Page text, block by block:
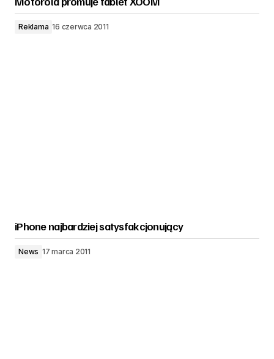
Reklama 16 czerwca 2011
iPhone najbardziej satysfakcjonujący
News 17 marca 2011